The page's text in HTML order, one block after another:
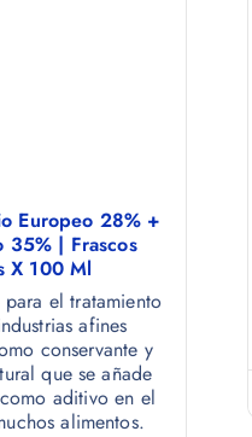
Europeo 28% +
35% | Frascos
X 100 Ml
el tratamiento
afines
conservante y
que se añade
aditivo en el
alimentos.